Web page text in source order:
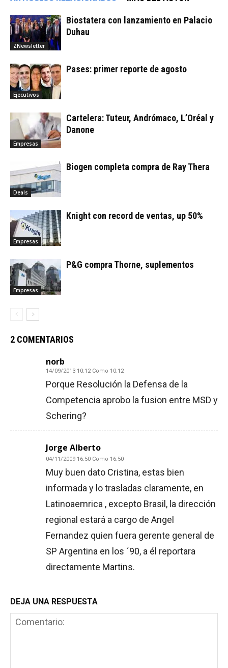
ZNewsletter
Biostatera con lanzamiento en Palacio
Duhau
Ejecutivos
Pases: primer reporte de agosto
Empresas
Cartelera: Tuteur, Andrómaco, L’Oréal y
Danone
Deals
Biogen completa compra de Ray Thera
Empresas
Knight con record de ventas, up 50%
Empresas
P&G compra Thorne, suplementos
2 COMENTARIOS
norb
14/09/2013 10:12 Como 10:12
Porque Resolución la Defensa de la
Competencia aprobo la fusion entre MSD y
Schering?
Jorge Alberto
04/11/2009 16:50 Como 16:50
Muy buen dato Cristina, estas bien
informada y lo trasladas claramente, en
Latinoaemrica , excepto Brasil, la dirección
regional estará a cargo de Angel
Fernandez quien fuera gerente general de
SP Argentina en los ´90, a él reportara
directamente Martins.
DEJA UNA RESPUESTA